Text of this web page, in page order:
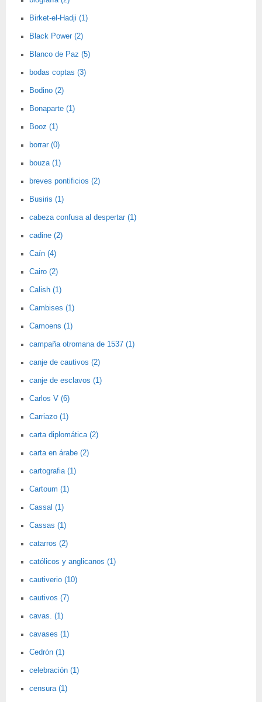
Birket-el-Hadji (1)
Black Power (2)
Blanco de Paz (5)
bodas coptas (3)
Bodino (2)
Bonaparte (1)
Booz (1)
borrar (0)
bouza (1)
breves pontificios (2)
Busiris (1)
cabeza confusa al despertar (1)
cadine (2)
Caín (4)
Cairo (2)
Calish (1)
Cambises (1)
Camoens (1)
campaña otromana de 1537 (1)
canje de cautivos (2)
canje de esclavos (1)
Carlos V (6)
Carriazo (1)
carta diplomática (2)
carta en árabe (2)
cartografia (1)
Cartoum (1)
Cassal (1)
Cassas (1)
catarros (2)
católicos y anglicanos (1)
cautiverio (10)
cautivos (7)
cavas. (1)
cavases (1)
Cedrón (1)
celebración (1)
censura (1)